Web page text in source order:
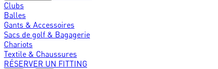
Clubs
Balles
Gants & Accessoires
Sacs de golf & Bagagerie
Chariots
Textile & Chaussures
RÉSERVER UN FITTING